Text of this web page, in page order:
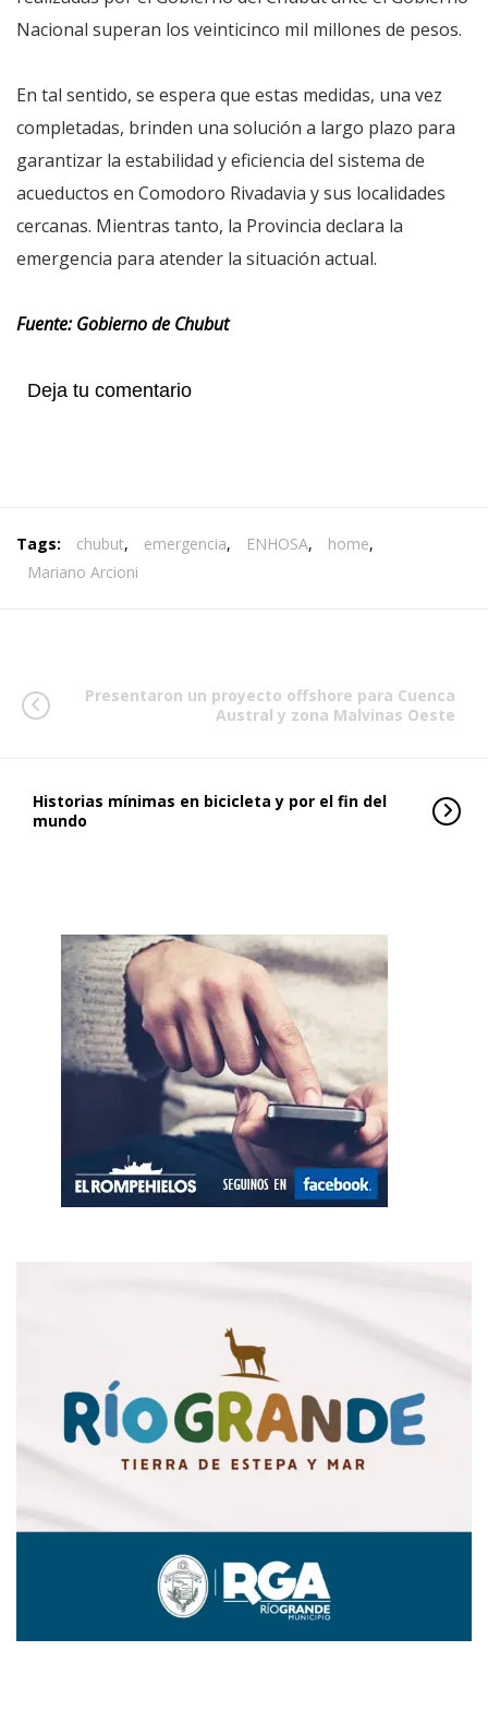
Nacional superan los veinticinco mil millones de pesos.
En tal sentido, se espera que estas medidas, una vez
completadas, brinden una solución a largo plazo para
garantizar la estabilidad y eficiencia del sistema de
acueductos en Comodoro Rivadavia y sus localidades
cercanas. Mientras tanto, la Provincia declara la
emergencia para atender la situación actual.
Fuente: Gobierno de Chubut
Deja tu comentario
Tags: chubut, emergencia, ENHOSA, home,
Mariano Arcioni
Presentaron un proyecto offshore para Cuenca
Austral y zona Malvinas Oeste
Historias mínimas en bicicleta y por el fin del
mundo